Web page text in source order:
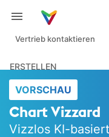
Vertrieb kontaktieren
ERSTELLEN
VORSCHAU
Chart Vizzard
Vizzlos KI-